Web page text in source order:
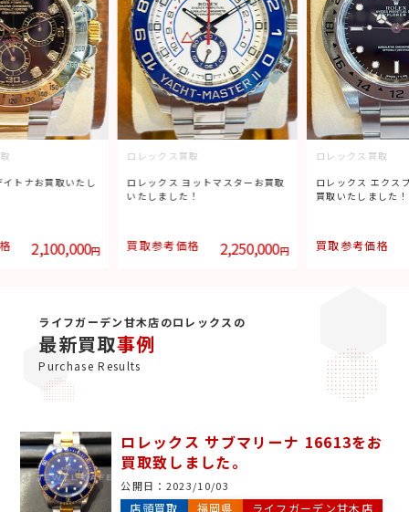
トナお買取いたし
2,100,000円
ロレックス買取
ロレックス ヨットマスターお買取
いたしました！
買取参考価格 2,250,000円
ロレックス買取
ロレックス エクス
買取いたしました！
買取参考価格
ライフガーデン甘木店のロレックスの
最新買取事例
Purchase Results
ロレックス サブマリーナ 16613をお
買取致しました。
公開日： 2023/10/03
店頭買取 福岡県 ライフガーデン甘木店